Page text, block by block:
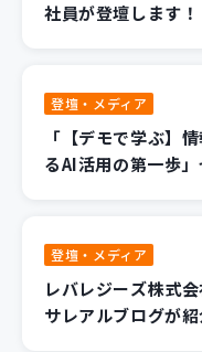
社員が登壇します！
登壇・メディア
「【デモで学ぶ】
るAI活用の第一歩
登壇・メディア
レバレジーズ株式
サレアルブログが紹